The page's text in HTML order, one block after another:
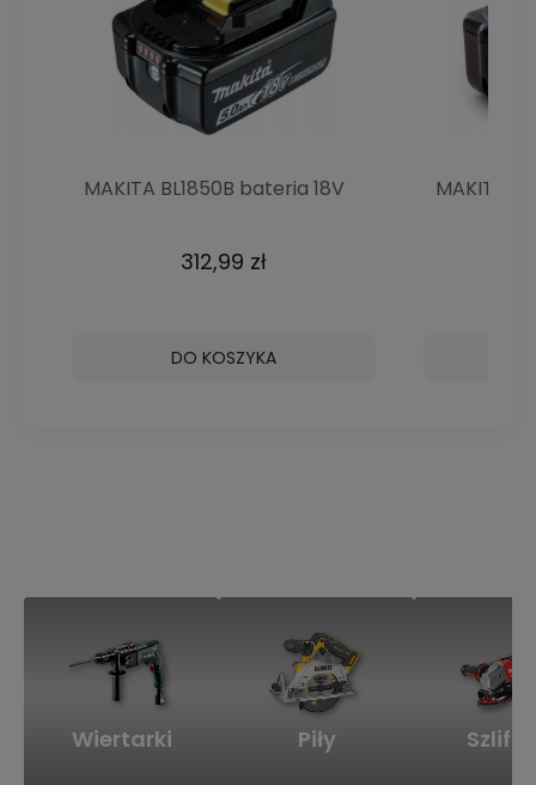
MAKITA BL1850B bateria 18V
312,99 zł
DO KOSZYKA
MAKITA
Wiertarki Piły